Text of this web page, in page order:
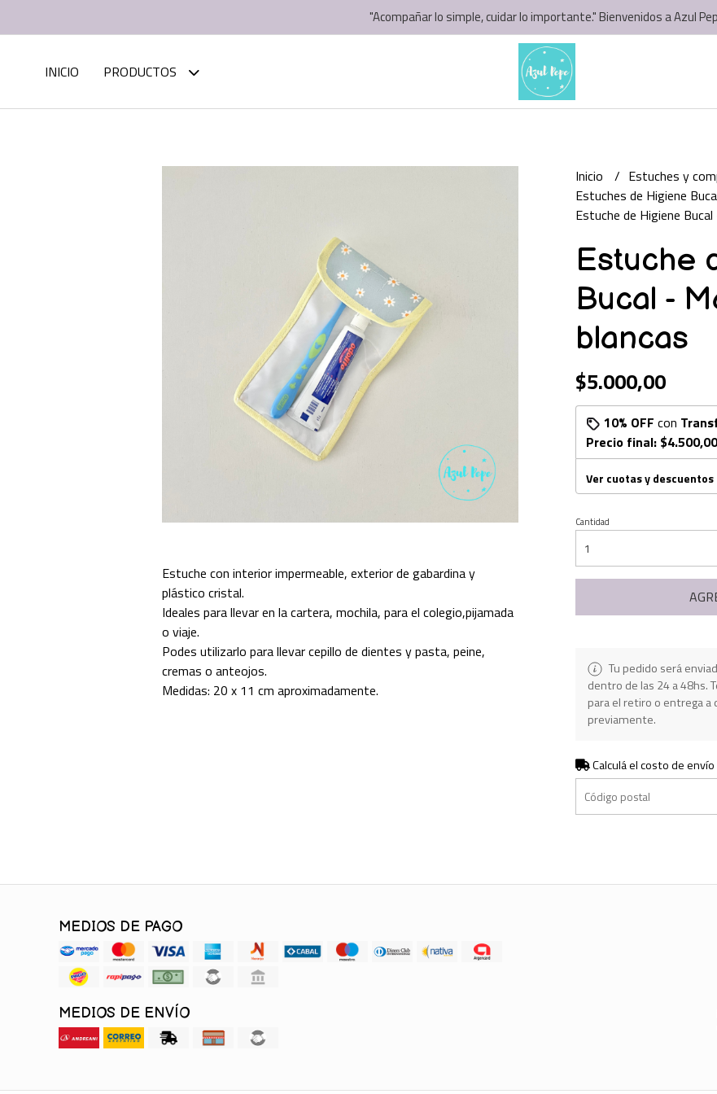
"Acompañar lo simple, cuidar lo importante." Bienvenidos a Azul
INICIO PRODUCTOS
Estuche con interior impermeable, exterior de gabardina y
plástico cristal.
Ideales para llevar en la cartera, mochila, para el colegio,pijamada
o viaje.
Podes utilizarlo para llevar cepillo de dientes y pasta, peine,
cremas o anteojos.
Medidas: 20 x 11 cm aproximadamente.
Inicio
Estuches y
Estuches de Higiene
Estuche de Higiene
Estuche
Bucal -
blancas
$5.000,00
10% OFF con
Precio final: $4.500,00
Ver cuotas y descuentos
Cantidad
Tu pedido será
dentro de las 24 a 48hs.
para el retiro o entrega a
previamente.
Calculá el costo de envío
MEDIOS DE PAGO
MEDIOS DE ENVÍO